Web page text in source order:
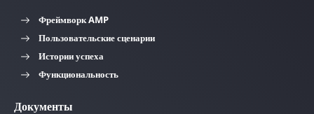
Фреймворк AMP
Пользовательские сценарии
Истории успеха
Функциональность
Документы